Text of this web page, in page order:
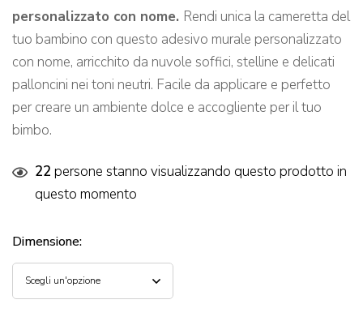
personalizzato con nome. Rendi unica la cameretta del
tuo bambino con questo adesivo murale personalizzato
con nome, arricchito da nuvole soffici, stelline e delicati
palloncini nei toni neutri. Facile da applicare e perfetto
per creare un ambiente dolce e accogliente per il tuo
bimbo.
22 persone stanno visualizzando questo prodotto in
questo momento
Dimensione: